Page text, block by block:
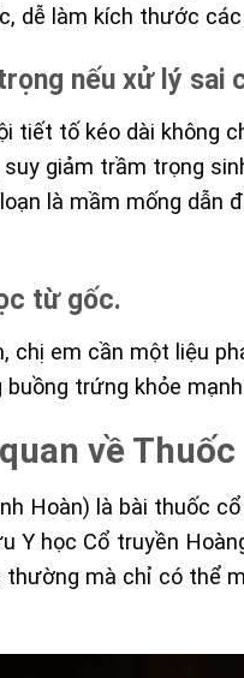
dễ làm kích thước
nếu xử lý sai
tiết tố kéo dài không
giảm trầm trọng
là mầm mống dẫn
từ gốc.
chị em cần một liệu
trứng khỏe
về
Hoàn) là bài thuốc
Y học Cổ truyền
thường mà chỉ có thể